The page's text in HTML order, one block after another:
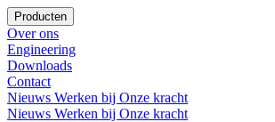
Producten
Over ons
Engineering
Downloads
Contact
Nieuws Werken bij Onze kracht
Nieuws Werken bij Onze kracht